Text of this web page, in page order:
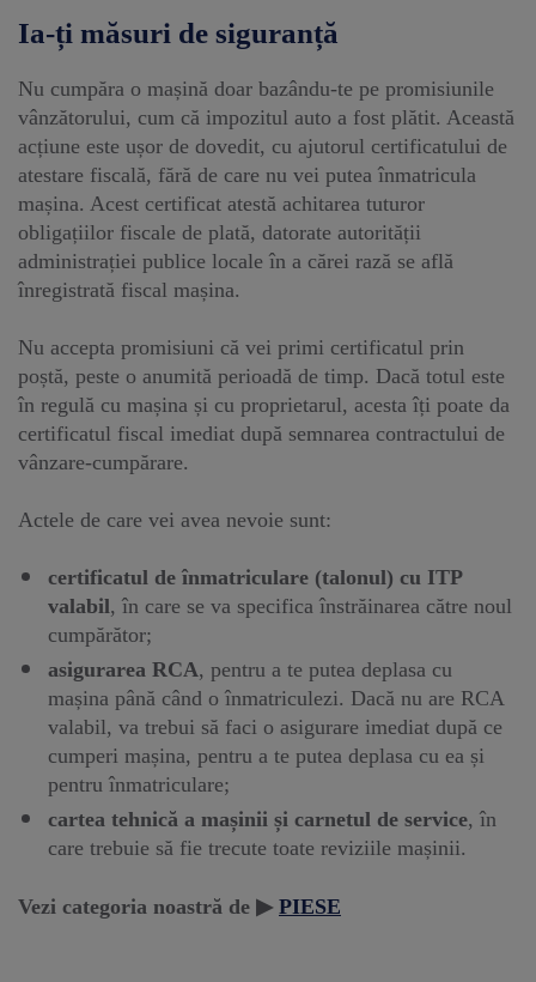
Ia-ți măsuri de siguranță
Nu cumpăra o mașină doar bazându-te pe promisiunile
vânzătorului, cum că impozitul auto a fost plătit. Această
acțiune este ușor de dovedit, cu ajutorul certificatului de
atestare fiscală, fără de care nu vei putea înmatricula
mașina. Acest certificat atestă achitarea tuturor
obligațiilor fiscale de plată, datorate autorității
administrației publice locale în a cărei rază se află
înregistrată fiscal mașina.
Nu accepta promisiuni că vei primi certificatul prin
poștă, peste o anumită perioadă de timp. Dacă totul este
în regulă cu mașina și cu proprietarul, acesta îți poate da
certificatul fiscal imediat după semnarea contractului de
vânzare-cumpărare.
Actele de care vei avea nevoie sunt:
certificatul de înmatriculare (talonul) cu ITP
valabil, în care se va specifica înstrăinarea către noul
cumpărător;
asigurarea RCA, pentru a te putea deplasa cu
mașina până când o înmatriculezi. Dacă nu are RCA
valabil, va trebui să faci o asigurare imediat după ce
cumperi mașina, pentru a te putea deplasa cu ea și
pentru înmatriculare;
cartea tehnică a mașinii și carnetul de service, în
care trebuie să fie trecute toate reviziile mașinii.
Vezi categoria noastră de ▶ PIESE